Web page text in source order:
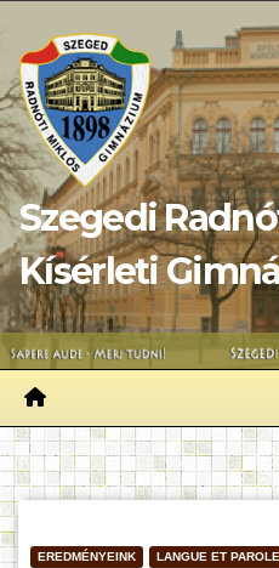
content
Szegedi
Kísérleti
EREDMÉNYEINK LANGUE ET PAROLE